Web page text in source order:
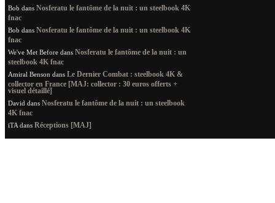
Bob dans Nosferatu le fantôme de la nuit : un steelbook 4K
fnac
Bob dans Nosferatu le fantôme de la nuit : un steelbook 4K
fnac
We've Met Before dans Nosferatu le fantôme de la nuit : un
steelbook 4K fnac
Amiral Benson dans Le Dernier Combat : steelbook 4K &
collector en France [MAJ: collector : 30 euros offerts +
visuel détaillé]
David dans Nosferatu le fantôme de la nuit : un steelbook
4K fnac
iTA dans Réceptions [MAJ]